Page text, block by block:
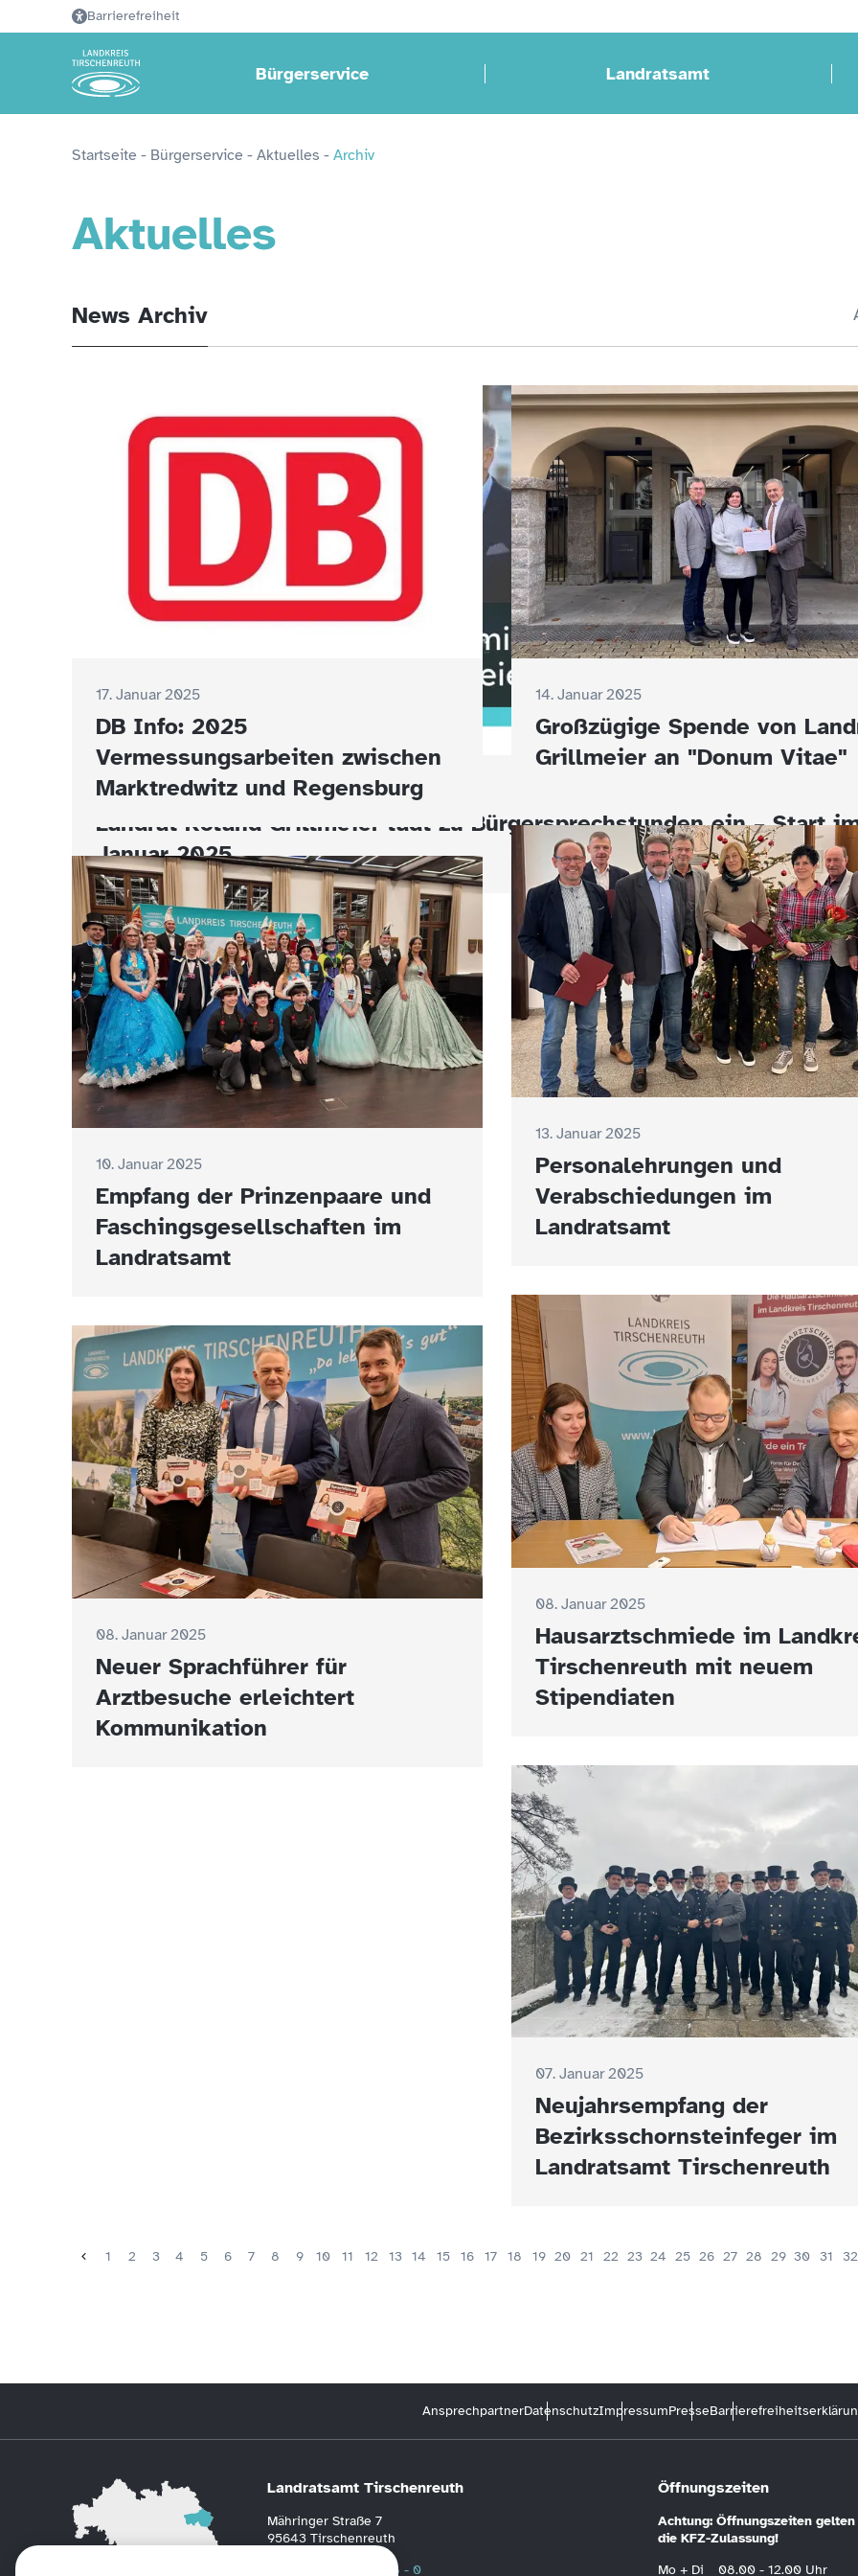
Barrierefreiheit
Bürgerservice Landratsamt
Startseite - Bürgerservice - Aktuelles - Archiv
Aktuelles
News Archiv
17. Januar 2025
DB Info: 2025
Vermessungsarbeiten zwischen
Marktredwitz und Regensburg
16. Januar 2025
Landrat Roland Grillmeier lädt zu Bürgersprechstunden ein – Start
Januar 2025
14. Januar 2025
Großzügige Spende von
Grillmeier an "Donum Vitae"
13. Januar 2025
Personalehrungen und
Verabschiedungen im
Landratsamt
10. Januar 2025
Empfang der Prinzenpaare und
Faschingsgesellschaften im
Landratsamt
08. Januar 2025
Hausarztschmiede im
Tirschenreuth mit neuem
Stipendiaten
08. Januar 2025
Neuer Sprachführer für
Arztbesuche erleichtert
Kommunikation
07. Januar 2025
Neujahrsempfang der
Bezirksschornsteinfeger im
Landratsamt Tirschenreuth
1 2 3 4 5 6 7 8 9 10 11 12 13 14 15 16 17 18 19 20 21 22 23 24 25 26 27 28 29 30 31 32
AnsprechpartnerDatenschutzImpressumPresse
Landratsamt Tirschenreuth
Mähringer Straße 7
95643 Tirschenreuth
0 96 31 / 88 - 0
Öffnungszeiten
Achtung: Öffnungszeiten
die KFZ-Zulassung!
Mo + Di
08.00 - 12.00 Uhr